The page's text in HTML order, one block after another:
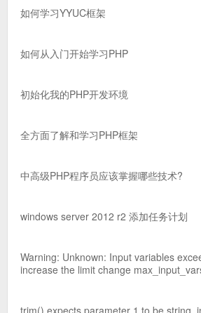
如何学习YYUC框架
如何从入门开始学习PHP
初始化我的PHP开发环境
全方面了解和学习PHP框架
中高级PHP程序员应该掌握哪些技术?
windows server 2012 r2 添加任务计划
Warning: Unknown: Input variables
increase the limit change
trim() expects parameter 1 to be string,